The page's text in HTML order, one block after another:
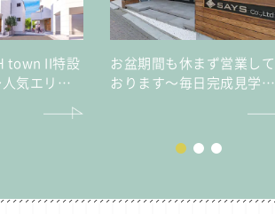
town II特設
気エリア
お盆期間も休まず営業して
おります～毎日完成見学会